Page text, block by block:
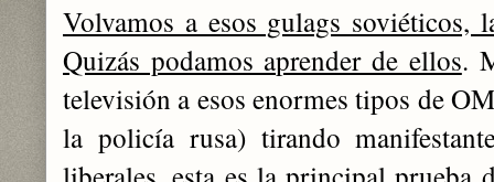
Volvamos a esos gulags soviéticos,
Quizás podamos aprender de ellos.
televisión a esos enormes tipos de
la policía rusa) tirando